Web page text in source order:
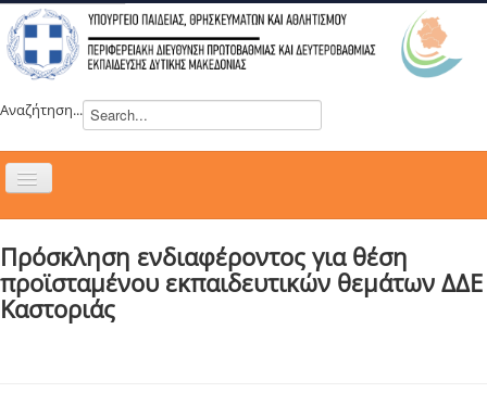
Αναζήτηση...
Εναλλαγή
ΝΕΑ
ΣΥΜΒΟΥΛΙΑ
Πρόσκληση ενδιαφέροντος για θέση
προϊσταμένου εκπαιδευτικών θεμάτων ΔΔΕ
Καστοριάς